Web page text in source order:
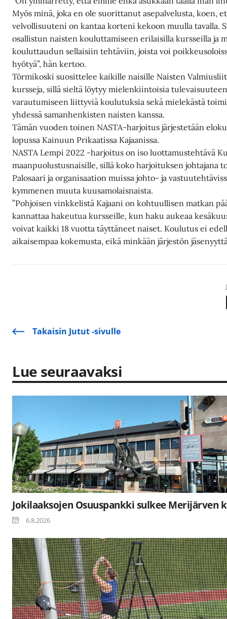
Myös minä, joka en ole suorittanut asepalvelusta, koen,
velvollisuuteni on kantaa korteni kekoon muulla tavalla.
osallistun naisten kouluttamiseen erilaisilla kursseilla ja
kouluttaudun sellaisiin tehtäviin, joista voi
hyötyä”, hän kertoo.
Törmikoski suosittelee kaikille naisille Naisten
kursseja, sillä sieltä löytyy mielenkiintoisia
varautumiseen liittyviä koulutuksia sekä mielekästä
yhdessä samanhenkisten naisten kanssa.
Tämän vuoden toinen NASTA-harjoitus järjestetään
lopussa Kainuun Prikaatissa Kajaanissa.
NASTA Lempi 2022 -harjoitus on iso luottamustehtävä
maanpuolustusnaisille, sillä koko harjoituksen johtajana
Palosaari ja organisaation muissa johto- ja
kymmenen muuta kuusamolaisnaista.
”Pohjoisen vinkkelistä Kajaani on kohtuullisen matkan
kannattaa hakeutua kursseille, kun haku aukeaa
voivat kaikki 18 vuotta täyttäneet naiset. Koulutus ei
aikaisempaa kokemusta, eikä minkään järjestön
Takaisin Jutut -sivulle
Lue seuraavaksi
Jokilaaksojen Osuuspankki sulkee Merijärven
6.8.2026